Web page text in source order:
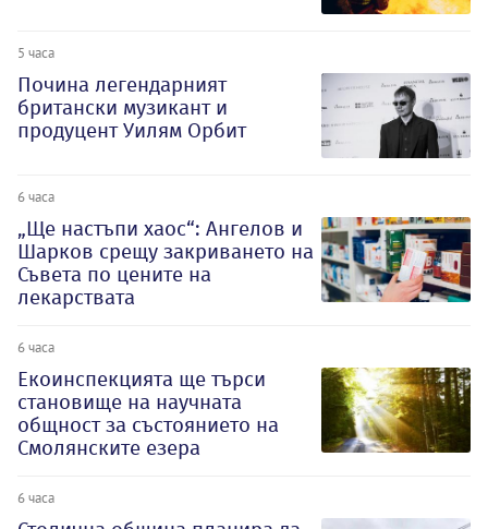
5 часа
Почина легендарният
британски музикант и
продуцент Уилям Орбит
6 часа
„Ще настъпи хаос“: Ангелов и
Шарков срещу закриването на
Съвета по цените на
лекарствата
6 часа
Екоинспекцията ще търси
становище на научната
общност за състоянието на
Смолянските езера
6 часа